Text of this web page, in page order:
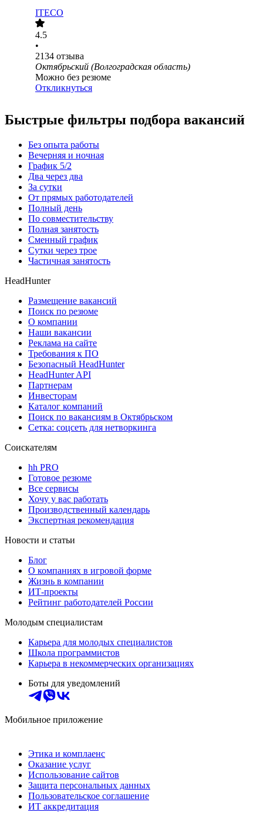
ITECO
4.5
•
2134 отзыва
Октябрьский (Волгоградская область)
Можно без резюме
Откликнуться
Быстрые фильтры подбора вакансий
Без опыта работы
Вечерняя и ночная
График 5/2
Два через два
За сутки
От прямых работодателей
Полный день
По совместительству
Полная занятость
Сменный график
Сутки через трое
Частичная занятость
HeadHunter
Размещение вакансий
Поиск по резюме
О компании
Наши вакансии
Реклама на сайте
Требования к ПО
Безопасный HeadHunter
HeadHunter API
Партнерам
Инвесторам
Каталог компаний
Поиск по вакансиям в Октябрьском
Сетка: соцсеть для нетворкинга
Соискателям
hh PRO
Готовое резюме
Все сервисы
Хочу у вас работать
Производственный календарь
Экспертная рекомендация
Новости и статьи
Блог
О компаниях в игровой форме
Жизнь в компании
ИТ-проекты
Рейтинг работодателей России
Молодым специалистам
Карьера для молодых специалистов
Школа программистов
Карьера в некоммерческих организациях
Боты для уведомлений
Мобильное приложение
Этика и комплаенс
Оказание услуг
Использование сайтов
Защита персональных данных
Пользовательское соглашение
ИТ аккредитация